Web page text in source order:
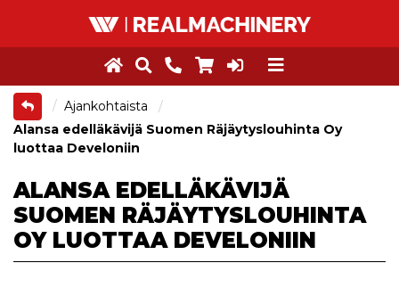
Ajankohtaista
Alansa edelläkävijä Suomen Räjäytyslouhinta Oy
luottaa Develoniin
ALANSA EDELLÄKÄVIJÄ
SUOMEN RÄJÄYTYSLOUHINTA
OY LUOTTAA DEVELONIIN